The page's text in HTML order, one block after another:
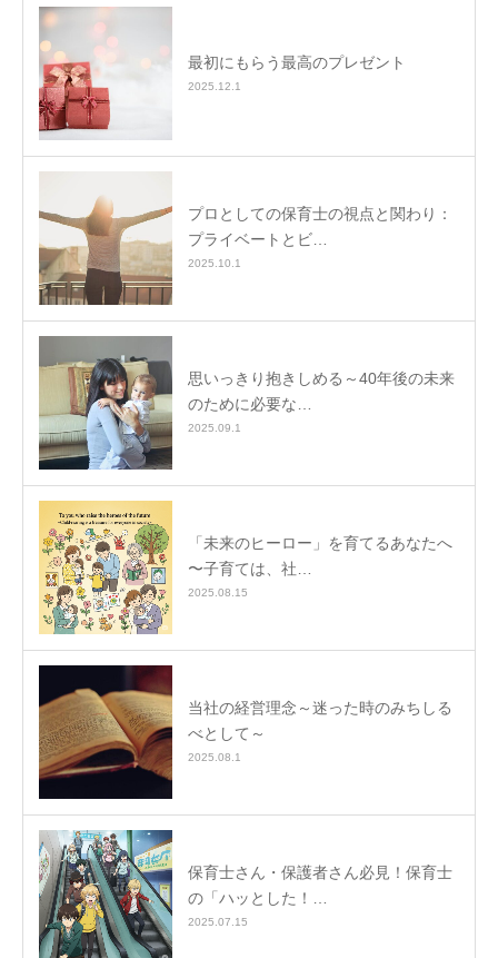
最初にもらう最高のプレゼント
2025.12.1
プロとしての保育士の視点と関わり：
プライベートとビ…
2025.10.1
思いっきり抱きしめる～40年後の未来
のために必要な…
2025.09.1
「未来のヒーロー」を育てるあなたへ
〜子育ては、社…
2025.08.15
当社の経営理念～迷った時のみちしる
べとして～
2025.08.1
保育士さん・保護者さん必見！保育士
の「ハッとした！…
2025.07.15